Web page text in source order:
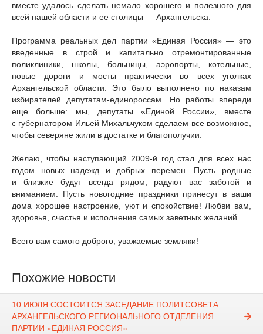
вместе удалось сделать немало хорошего и полезного для
всей нашей области и ее столицы — Архангельска.
Программа реальных дел партии «Единая Россия» — это
введенные в строй и капитально отремонтированные
поликлиники, школы, больницы, аэропорты, котельные,
новые дороги и мосты практически во всех уголках
Архангельской области. Это было выполнено по наказам
избирателей депутатам-единороссам. Но работы впереди
еще больше: мы, депутаты «Единой России», вместе
с губернатором Ильей Михальчуком сделаем все возможное,
чтобы северяне жили в достатке и благополучии.
Желаю, чтобы наступающий 2009-й год стал для всех нас
годом новых надежд и добрых перемен. Пусть родные
и близкие будут всегда рядом, радуют вас заботой и
вниманием. Пусть новогодние праздники принесут в ваши
дома хорошее настроение, уют и спокойствие! Любви вам,
здоровья, счастья и исполнения самых заветных желаний.
Всего вам самого доброго, уважаемые земляки!
Похожие новости
10 ИЮЛЯ СОСТОИТСЯ ЗАСЕДАНИЕ ПОЛИТСОВЕТА
АРХАНГЕЛЬСКОГО РЕГИОНАЛЬНОГО ОТДЕЛЕНИЯ
ПАРТИИ «ЕДИНАЯ РОССИЯ»